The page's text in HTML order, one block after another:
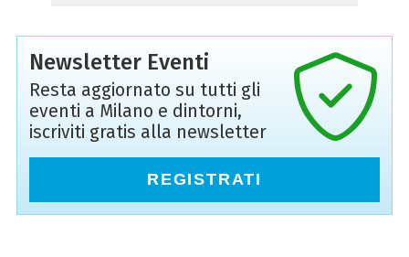
Newsletter Eventi
Resta aggiornato su tutti gli
eventi a Milano e dintorni,
iscriviti gratis alla newsletter
REGISTRATI